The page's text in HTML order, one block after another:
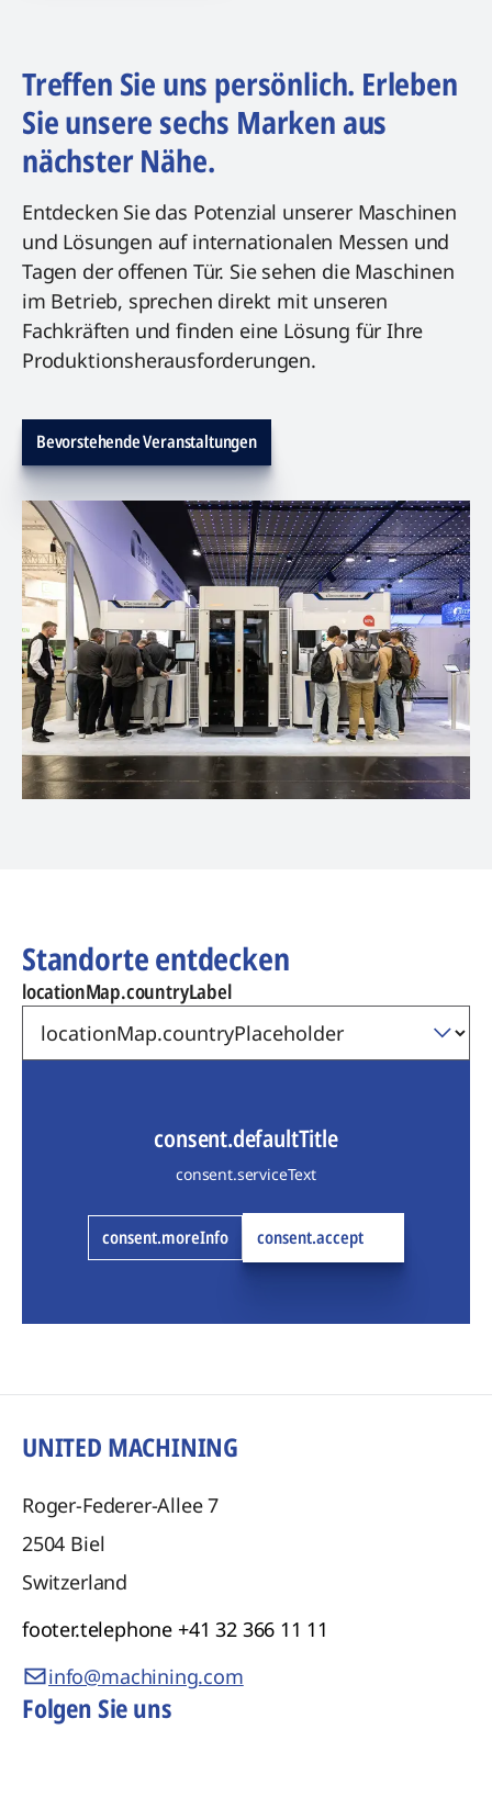
Treffen Sie uns persönlich. Erleben
Sie unsere sechs Marken aus
nächster Nähe.
Entdecken Sie das Potenzial unserer Maschinen
und Lösungen auf internationalen Messen und
Tagen der offenen Tür. Sie sehen die Maschinen
im Betrieb, sprechen direkt mit unseren
Fachkräften und finden eine Lösung für Ihre
Produktionsherausforderungen.
Bevorstehende Veranstaltungen
Standorte entdecken
locationMap.countryLabel
consent.defaultTitle
consent.serviceText
consent.moreInfo consent.accept
UNITED MACHINING
Roger-Federer-Allee 7
2504 Biel
Switzerland
footer.telephone +41 32 366 11 11
info@machining.com
Folgen Sie uns